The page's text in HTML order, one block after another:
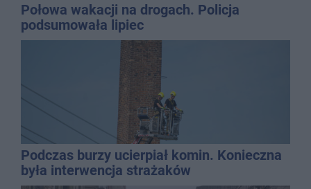
Połowa wakacji na drogach. Policja
podsumowała lipiec
Podczas burzy ucierpiał komin. Konieczna
była interwencja strażaków